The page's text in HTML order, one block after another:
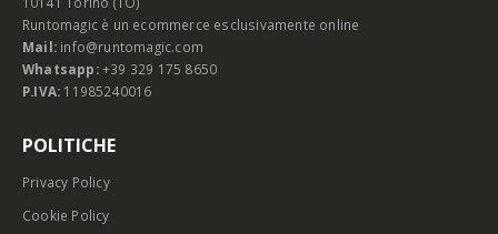
Runtomagic è un ecommerce esclusivamente online
Mail: info@runtomagic.com
Whatsapp: +39 329 175 8650
P.IVA: 11985240016
POLITICHE
Privacy Policy
Cookie Policy